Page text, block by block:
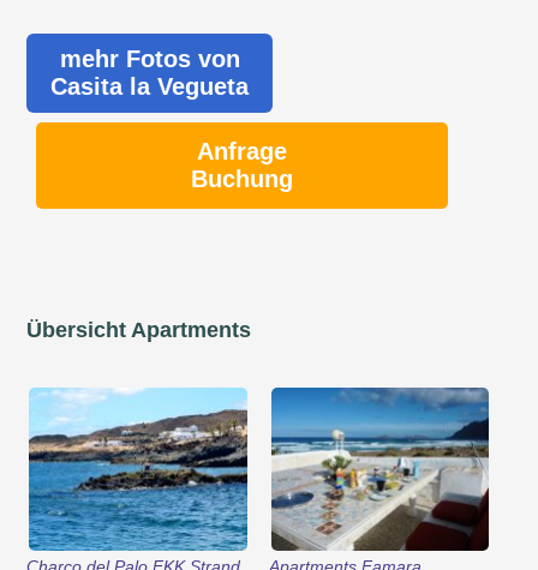
mehr Fotos von
Casita la Vegueta
Anfrage
Buchung
Übersicht Apartments